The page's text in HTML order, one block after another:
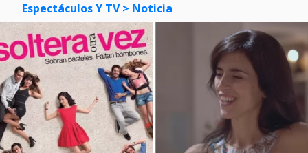
Espectáculos Y TV > Noticia